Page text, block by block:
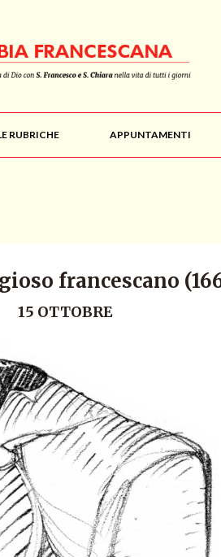
RUBRICHE APPUNTAMENTI
francescano
15 OTTOBRE